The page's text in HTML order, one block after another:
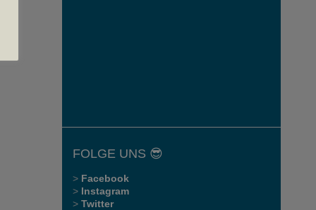
FOLGE UNS 😎
> Facebook
> Instagram
> Twitter